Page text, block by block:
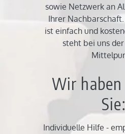
sowie Netzwerk an
Ihrer
ist einfach und
steht bei uns
Wir
Sie:
Individuelle Hilfe -